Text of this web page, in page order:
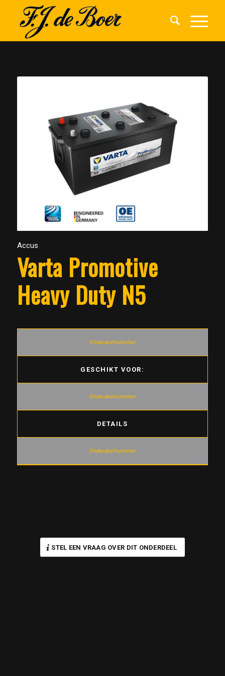
Accus
Varta Promotive
Heavy Duty N5
GESCHIKT VOOR:
DETAILS
STEL EEN VRAAG OVER DIT ONDERDEEL